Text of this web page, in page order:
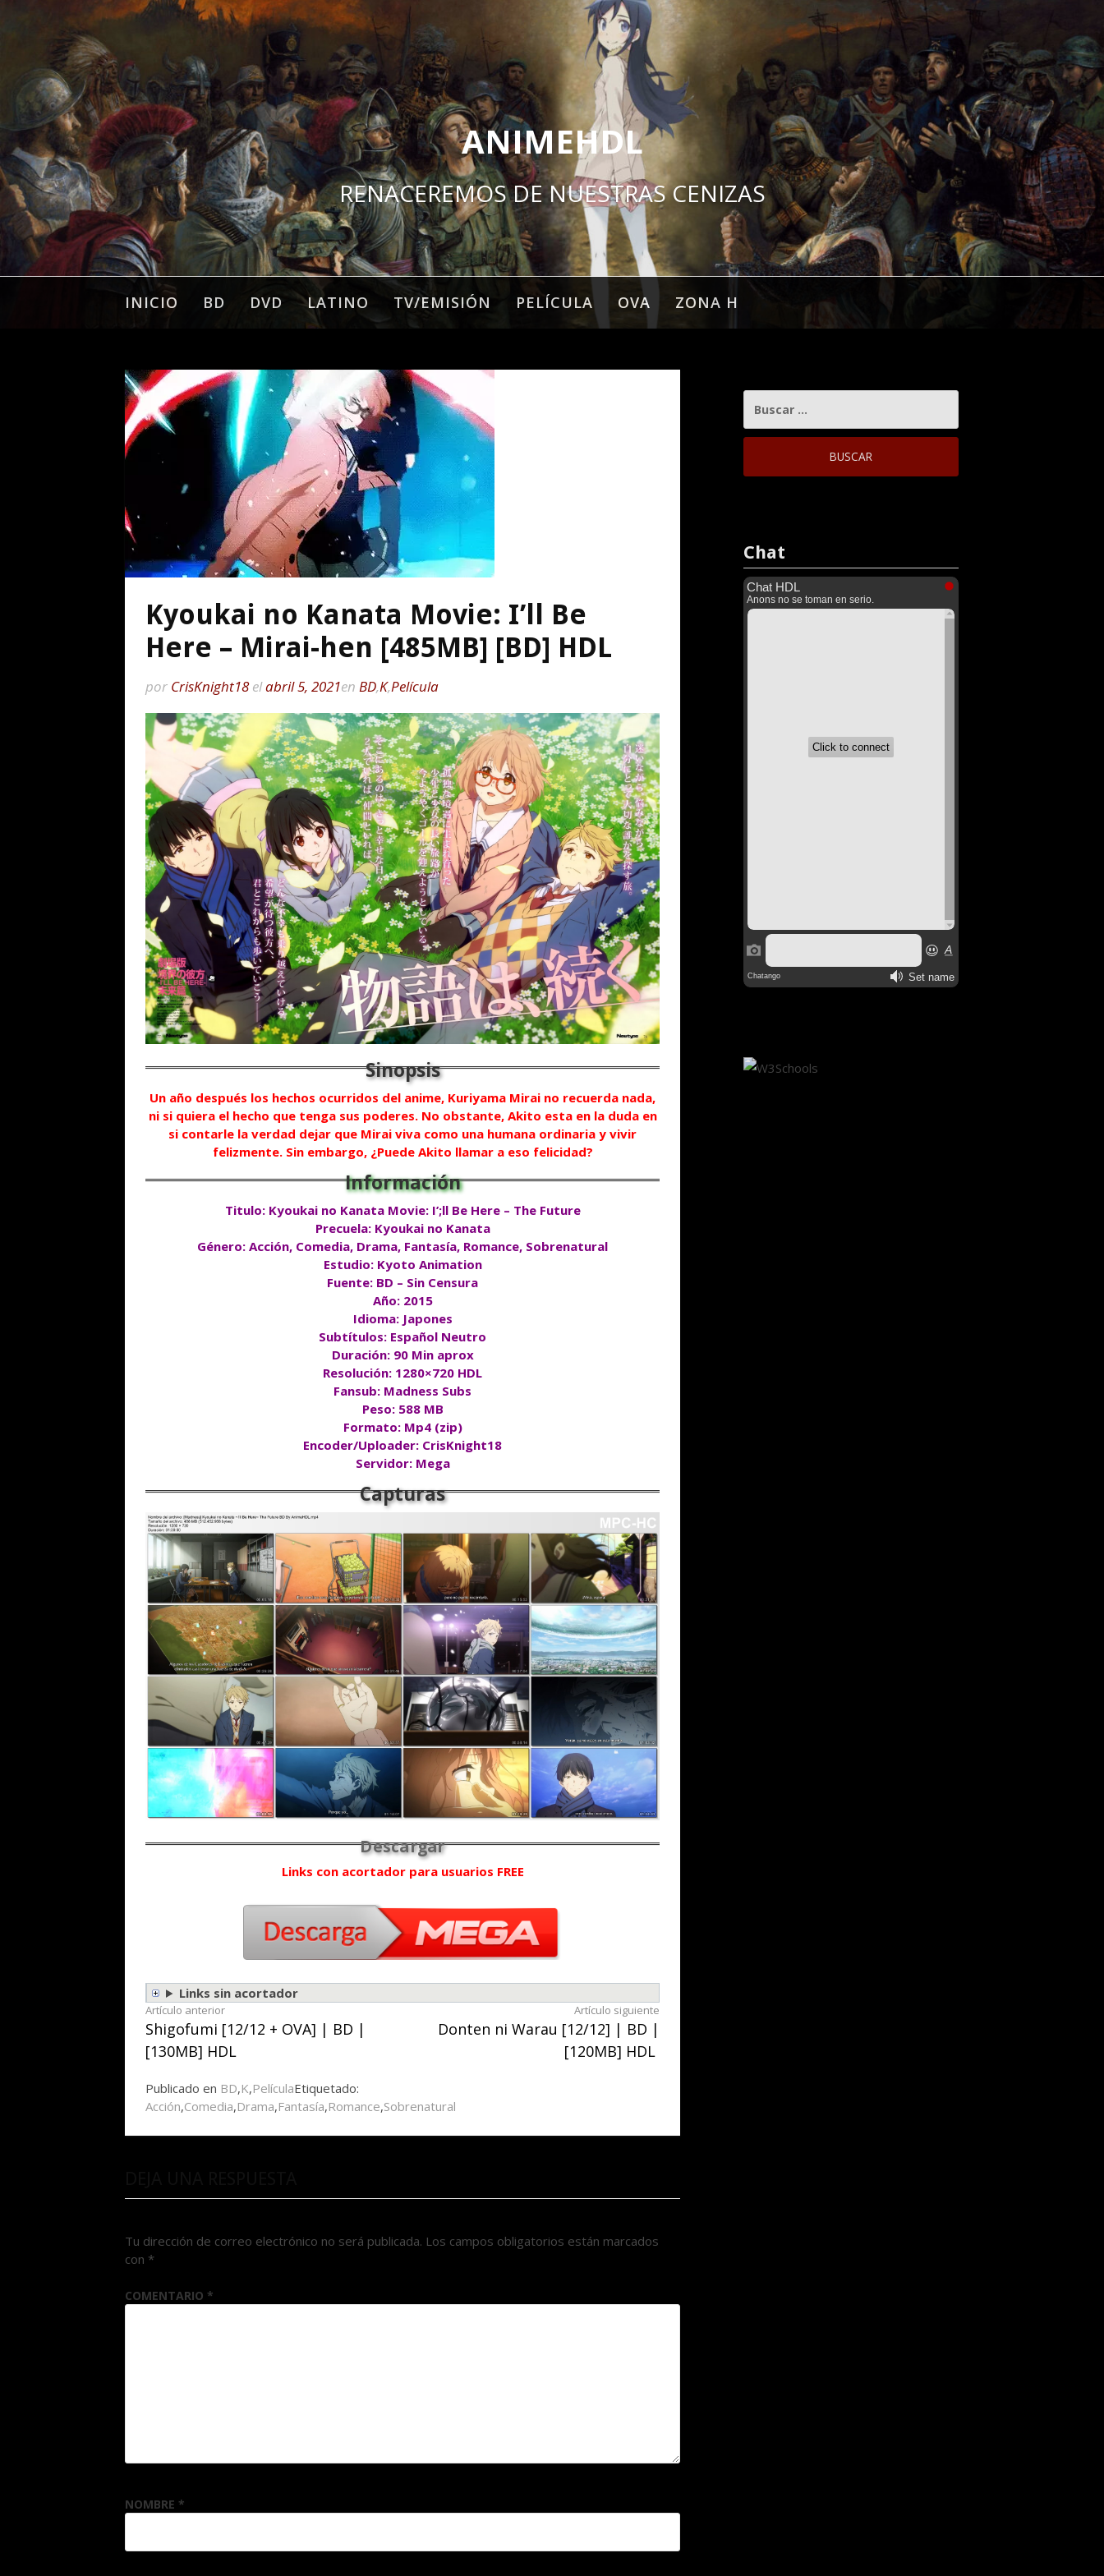
ANIMEHDL
RENACEREMOS DE NUESTRAS CENIZAS
INICIO BD DVD LATINO TV/EMISIÓN PELÍCULA OVA ZONA H
Kyoukai no Kanata Movie: I’ll Be
Here – Mirai-hen [485MB] [BD] HDL
por CrisKnight18elabril 5, 2021en BD,K,Película
Un año después los hechos ocurridos del anime, Kuriyama Mirai no recuerda nada,
ni si quiera el hecho que tenga sus poderes. No obstante, Akito esta en la duda en
si contarle la verdad dejar que Mirai viva como una humana ordinaria y vivir
felizmente. Sin embargo, ¿Puede Akito llamar a eso felicidad?
Titulo: Kyoukai no Kanata Movie: I’;ll Be Here – The Future
Precuela: Kyoukai no Kanata
Género: Acción, Comedia, Drama, Fantasía, Romance, Sobrenatural
Estudio: Kyoto Animation
Fuente: BD – Sin Censura
Año: 2015
Idioma: Japones
Subtítulos: Español Neutro
Duración: 90 Min aprox
Resolución: 1280×720 HDL
Fansub: Madness Subs
Peso: 588 MB
Formato: Mp4 (zip)
Encoder/Uploader: CrisKnight18
Servidor: Mega
Links con acortador para usuarios FREE
Links sin acortador
Seguir
leyendo
Artículo anterior
Shigofumi [12/12 + OVA] | BD |
[130MB] HDL
Artículo siguiente
Donten ni Warau [12/12] | BD |
[120MB] HDL
Publicado en BD,K,PelículaEtiquetado:
Acción,Comedia,Drama,Fantasía,Romance,Sobrenatural
Tu dirección de correo electrónico no será publicada. Los campos obligatorios están marcados
con *
COMENTARIO *
NOMBRE *
Chat